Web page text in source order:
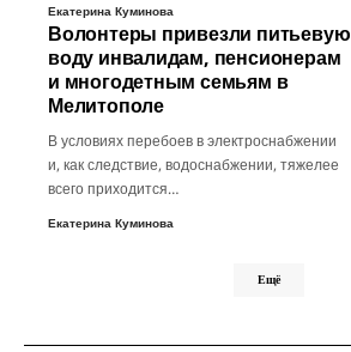
Екатерина Куминова
Волонтеры привезли питьевую
воду инвалидам, пенсионерам
и многодетным семьям в
Мелитополе
В условиях перебоев в электроснабжении
и, как следствие, водоснабжении, тяжелее
всего приходится…
Екатерина Куминова
Ещё